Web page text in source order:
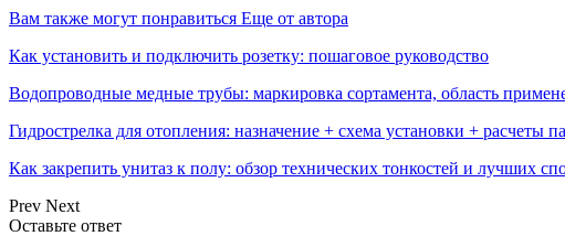
Вам также могут понравиться Еще от автора
Как установить и подключить розетку: пошаговое руководство
Водопроводные медные трубы: маркировка сортамента, область
Гидрострелка для отопления: назначение + схема установки + расчеты
Как закрепить унитаз к полу: обзор технических тонкостей и лучших
Prev Next
Оставьте ответ